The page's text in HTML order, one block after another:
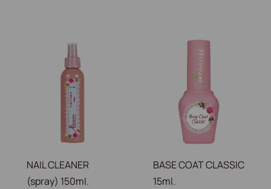
NAIL CLEANER
(spray) 150ml.
BASE COAT CLASSIC
15ml.